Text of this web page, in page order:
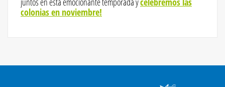
colonias en noviembre!